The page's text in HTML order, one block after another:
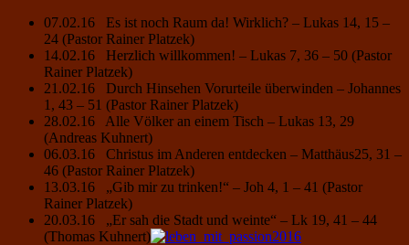
07.02.16 Es ist noch Raum da! Wirklich? – Lukas 14, 15 –
24 (Pastor Rainer Platzek)
14.02.16 Herzlich willkommen! – Lukas 7, 36 – 50 (Pastor
Rainer Platzek)
21.02.16 Durch Hinsehen Vorurteile überwinden – Johannes
1, 43 – 51 (Pastor Rainer Platzek)
28.02.16 Alle Völker an einem Tisch – Lukas 13, 29
(Andreas Kuhnert)
06.03.16 Christus im Anderen entdecken – Matthäus25, 31 –
46 (Pastor Rainer Platzek)
13.03.16 „Gib mir zu trinken!“ – Joh 4, 1 – 41 (Pastor
Rainer Platzek)
20.03.16 „Er sah die Stadt und weinte“ – Lk 19, 41 – 44
(Thomas Kuhnert)